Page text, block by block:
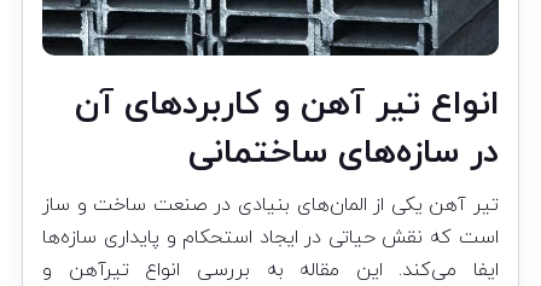
انواع تیر آهن و کاربردهای آن
در سازه‌های ساختمانی
تیر آهن یکی از المان‌های بنیادی در صنعت ساخت و ساز
است که نقش حیاتی در ایجاد استحکام و پایداری سازه‌ها
ایفا می‌کند. این مقاله به بررسی انواع تیرآهن و